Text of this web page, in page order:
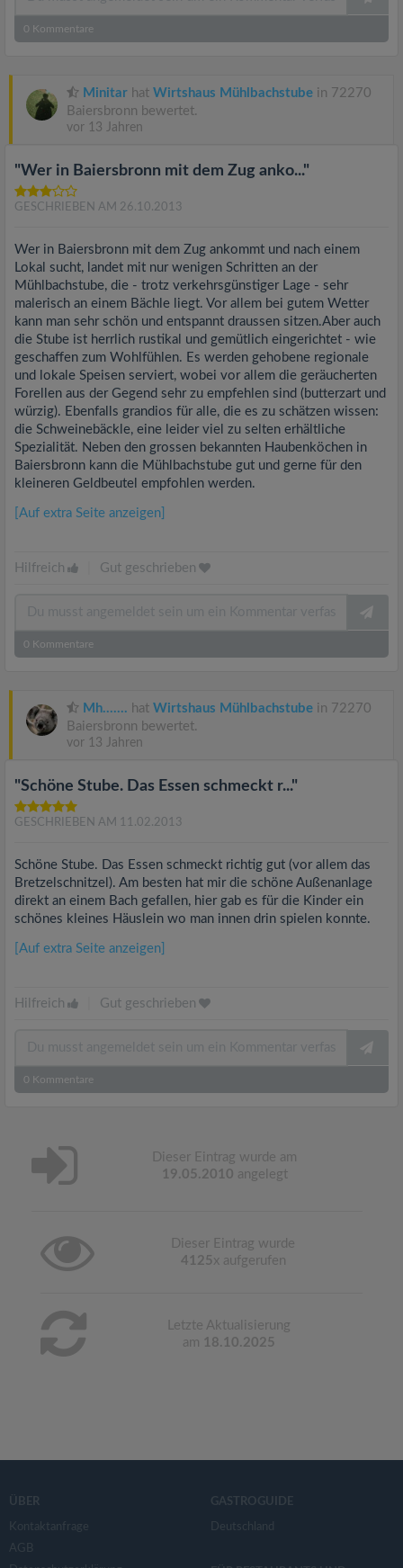
0 Kommentare
Minitar hat Wirtshaus Mühlbachstube in 72270
Baiersbronn bewertet.
vor 13 Jahren
"Wer in Baiersbronn mit dem Zug anko..."
GESCHRIEBEN AM 26.10.2013
Wer in Baiersbronn mit dem Zug ankommt und nach einem
Lokal sucht, landet mit nur wenigen Schritten an der
Mühlbachstube, die - trotz verkehrsgünstiger Lage - sehr
malerisch an einem Bächle liegt. Vor allem bei gutem Wetter
kann man sehr schön und entspannt draussen sitzen.Aber auch
die Stube ist herrlich rustikal und gemütlich eingerichtet - wie
geschaffen zum Wohlfühlen. Es werden gehobene regionale
und lokale Speisen serviert, wobei vor allem die geräucherten
Forellen aus der Gegend sehr zu empfehlen sind (butterzart und
würzig). Ebenfalls grandios für alle, die es zu schätzen wissen:
die Schweinebäckle, eine leider viel zu selten erhältliche
Spezialität. Neben den grossen bekannten Haubenköchen in
Baiersbronn kann die Mühlbachstube gut und gerne für den
kleineren Geldbeutel empfohlen werden.
[Auf extra Seite anzeigen]
Hilfreich Gut geschrieben
0 Kommentare
Mh....... hat Wirtshaus Mühlbachstube in 72270
Baiersbronn bewertet.
vor 13 Jahren
"Schöne Stube. Das Essen schmeckt r..."
GESCHRIEBEN AM 11.02.2013
Schöne Stube. Das Essen schmeckt richtig gut (vor allem das
Bretzelschnitzel). Am besten hat mir die schöne Außenanlage
direkt an einem Bach gefallen, hier gab es für die Kinder ein
schönes kleines Häuslein wo man innen drin spielen konnte.
[Auf extra Seite anzeigen]
Hilfreich Gut geschrieben
0 Kommentare
Dieser Eintrag wurde am
19.05.2010 angelegt
Dieser Eintrag wurde
4125 x aufgerufen
Letzte Aktualisierung
am 18.10.2025
ÜBER
Kontaktanfrage
AGB
GASTROGUIDE
Deutschland